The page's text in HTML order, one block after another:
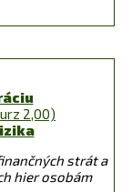
2,00)
strát a
hier osobám